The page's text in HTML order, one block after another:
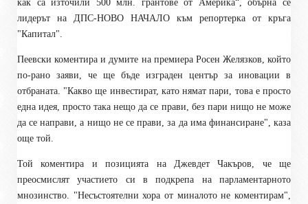
как са източили 500 млн. грантове от Америка“, обърна се
лидерът на ДПС-НОВО НАЧАЛО към репортерка от кръга
"Капитал".
Пеевски коментира и думите на премиера Росен Желязков, който
по-рано заяви, че ще бъде изграден център за иновации в
отбраната. "Какво ще инвестират, като нямат пари, това е просто
една идея, просто така нещо да се прави, без пари нищо не може
да се направи, а нищо не се прави, за да има финансиране", каза
още той.
Той коментира и позицията на Джевдет Чакъров, че ще
преосмислят участието си в подкрепа на парламентарното
мнозинство. "Несъстоятелни хора от миналото не коментирам",